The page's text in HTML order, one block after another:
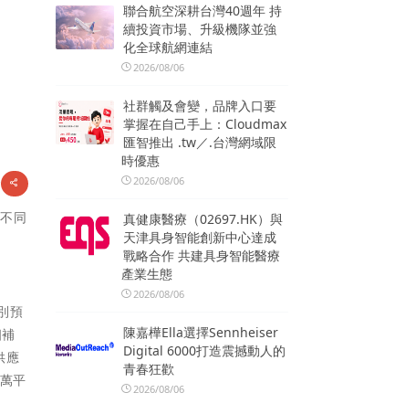
同
預
應
平
聯合航空深耕台灣40週年 持
續投資市場、升級機隊並強
化全球航網連結
2026/08/06
社群觸及會變，品牌入口要
掌握在自己手上：Cloudmax
匯智推出 .tw／.台灣網域限
時優惠
2026/08/06
真健康醫療（02697.HK）與
天津具身智能創新中心達成
戰略合作 共建具身智能醫療
產業生態
2026/08/06
陳嘉樺Ella選擇Sennheiser
Digital 6000打造震撼動人的
青春狂歡
2026/08/06